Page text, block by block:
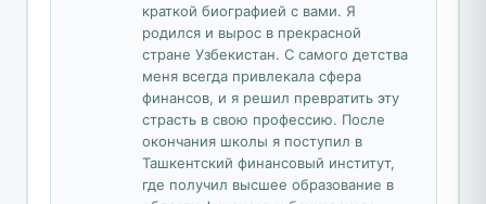
краткой биографией с вами. Я
родился и вырос в прекрасной
стране Узбекистан. С самого детства
меня всегда привлекала сфера
финансов, и я решил превратить эту
страсть в свою профессию. После
окончания школы я поступил в
Ташкентский финансовый институт,
где получил высшее образование в